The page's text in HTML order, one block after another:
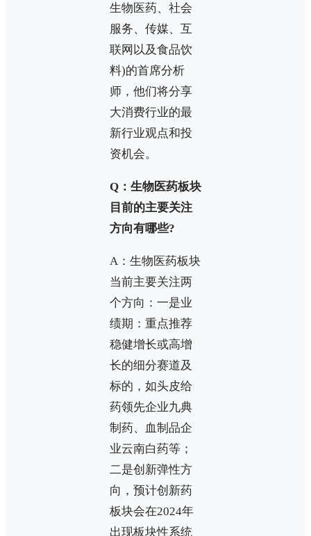
生物医药、社会
服务、传媒、互
联网以及食品饮
料)的首席分析
师，他们将分享
大消费行业的最
新行业观点和投
资机会。
Q：生物医药板块
目前的主要关注
方向有哪些?
A：生物医药板块
当前主要关注两
个方向：一是业
绩期：重点推荐
稳健增长或高增
长的细分赛道及
标的，如头皮给
药领先企业九典
制药、血制品企
业云南白药等；
二是创新弹性方
向，预计创新药
板块会在2024年
出现板块性系统